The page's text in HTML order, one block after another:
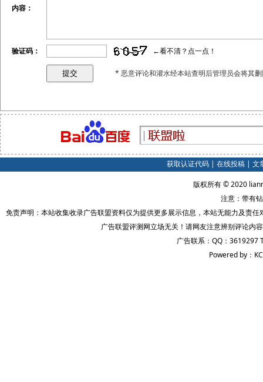
内容：
验证码： ←看不清？点一点！
* 恶意评论和灌水经本站查明后管理员会将其
获取认证代码| 在线投稿| 文
版权所有 © 2020
注意：带有
免责声明：本站收集收录广告联盟资料仅为提供更多展示信息，本站无能力及责
广告联盟评测网立场无关！请网友注意辨别评论内
广告联系：QQ：3619297
Powered by：